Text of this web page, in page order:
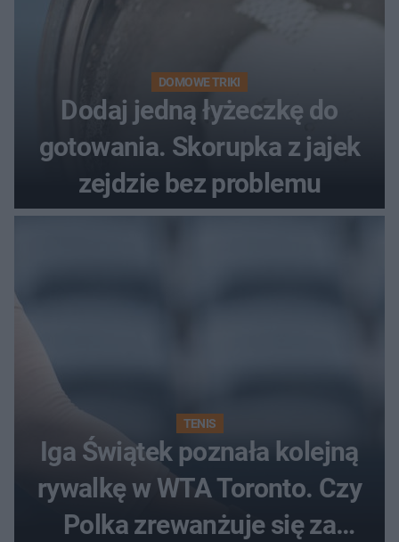
DOMOWE TRIKI
Dodaj jedną łyżeczkę do
gotowania. Skorupka z jajek
zejdzie bez problemu
TENIS
Iga Świątek poznała kolejną
rywalkę w WTA Toronto. Czy
Polka zrewanżuje się za